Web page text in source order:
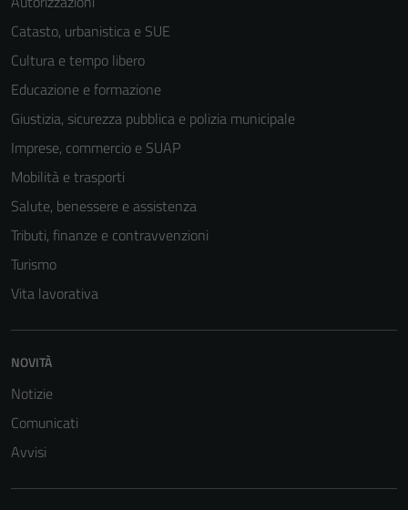
Catasto, urbanistica e SUE
Cultura e tempo libero
Educazione e formazione
Giustizia, sicurezza pubblica e polizia municipale
Imprese, commercio e SUAP
Mobilità e trasporti
Salute, benessere e assistenza
Tributi, finanze e contravvenzioni
Turismo
Vita lavorativa
NOVITÀ
Notizie
Comunicati
Avvisi
Questi cookie